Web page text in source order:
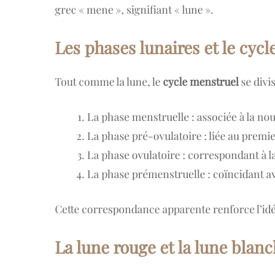
grec « mene », signifiant « lune ».
Les phases lunaires et le
Tout comme la lune, le cycle menstruelse
La phase menstruelle : associée à la
La phase pré-ovulatoire : liée au
La phase ovulatoire : correspondant à
La phase prémenstruelle : coïncidant
Cette correspondance apparente renforce
La lune rouge et la lune